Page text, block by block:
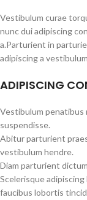
Vestibulum curae
nunc dui adipiscing
a.Parturient in
adipiscing a
ADIPISCING
Vestibulum penatibus
suspendisse.
Abitur parturient
vestibulum hendre.
Diam parturient
Scelerisque
faucibus lobortis